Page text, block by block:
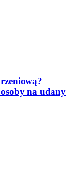
na udany